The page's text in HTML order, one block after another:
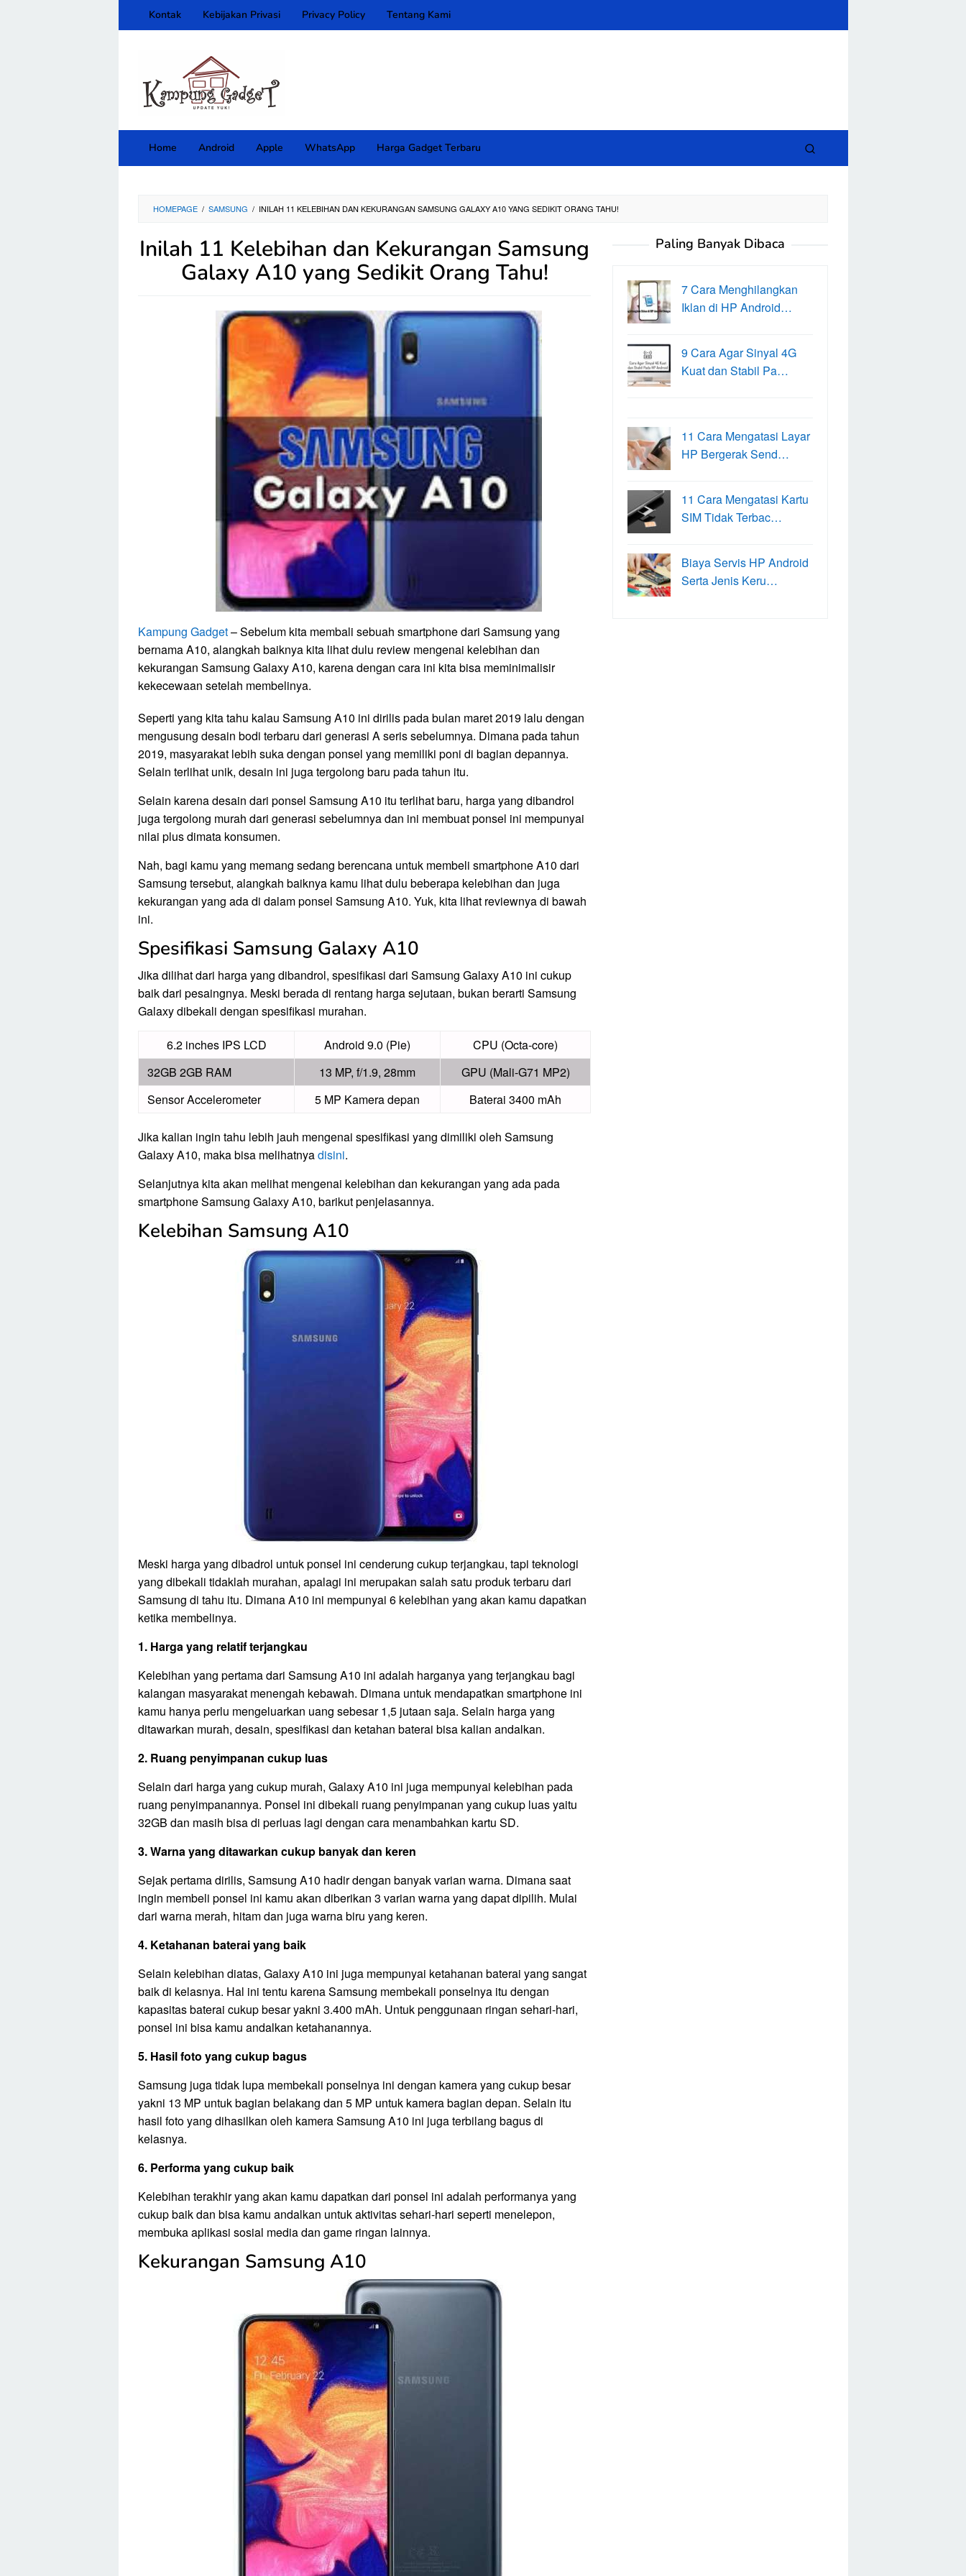
to
Kontak Kebijakan Privasi Privacy Policy Tentang Kami
Home Android Apple WhatsApp Harga Gadget Terbaru
HOMEPAGE / SAMSUNG / INILAH 11 KELEBIHAN DAN KEKURANGAN SAMSUNG GALAXY A10 YANG SEDIKIT ORANG TAHU!
Inilah 11 Kelebihan dan Kekurangan Samsung
Galaxy A10 yang Sedikit Orang Tahu!
Kampung Gadget– Sebelum kita membali sebuah smartphone dari Samsung yang
bernama A10, alangkah baiknya kita lihat dulu review mengenai kelebihan dan
kekurangan Samsung Galaxy A10, karena dengan cara ini kita bisa meminimalisir
kekecewaan setelah membelinya.
Seperti yang kita tahu kalau Samsung A10 ini dirilis pada bulan maret 2019 lalu dengan
mengusung desain bodi terbaru dari generasi A seris sebelumnya. Dimana pada tahun
2019, masyarakat lebih suka dengan ponsel yang memiliki poni di bagian depannya.
Selain terlihat unik, desain ini juga tergolong baru pada tahun itu.
Selain karena desain dari ponsel Samsung A10 itu terlihat baru, harga yang dibandrol
juga tergolong murah dari generasi sebelumnya dan ini membuat ponsel ini mempunyai
nilai plus dimata konsumen.
Nah, bagi kamu yang memang sedang berencana untuk membeli smartphone A10 dari
Samsung tersebut, alangkah baiknya kamu lihat dulu beberapa kelebihan dan juga
kekurangan yang ada di dalam ponsel Samsung A10. Yuk, kita lihat reviewnya di bawah
ini.
Spesifikasi Samsung Galaxy A10
Jika dilihat dari harga yang dibandrol, spesifikasi dari Samsung Galaxy A10 ini cukup
baik dari pesaingnya. Meski berada di rentang harga sejutaan, bukan berarti Samsung
Galaxy dibekali dengan spesifikasi murahan.
6.2 inches IPS LCD Android 9.0 (Pie)
CPU (Octa-core)
32GB 2GB RAM
13 MP, f/1.9, 28mm
GPU (Mali-G71 MP2)
Sensor Accelerometer
5 MP Kamera depan Baterai 3400 mAh
Jika kalian ingin tahu lebih jauh mengenai spesifikasi yang dimiliki oleh Samsung
Galaxy A10, maka bisa melihatnyadisini.
Selanjutnya kita akan melihat mengenai kelebihan dan kekurangan yang ada pada
smartphone Samsung Galaxy A10, barikut penjelasannya.
Kelebihan Samsung A10
Meski harga yang dibadrol untuk ponsel ini cenderung cukup terjangkau, tapi teknologi
yang dibekali tidaklah murahan, apalagi ini merupakan salah satu produk terbaru dari
Samsung di tahu itu. Dimana A10 ini mempunyai 6 kelebihan yang akan kamu dapatkan
ketika membelinya.
1. Harga yang relatif terjangkau
Kelebihan yang pertama dari Samsung A10 ini adalah harganya yang terjangkau bagi
kalangan masyarakat menengah kebawah. Dimana untuk mendapatkan smartphone ini
kamu hanya perlu mengeluarkan uang sebesar 1,5 jutaan saja. Selain harga yang
ditawarkan murah, desain, spesifikasi dan ketahan baterai bisa kalian andalkan.
2. Ruang penyimpanan cukup luas
Selain dari harga yang cukup murah, Galaxy A10 ini juga mempunyai kelebihan pada
ruang penyimpanannya. Ponsel ini dibekali ruang penyimpanan yang cukup luas yaitu
32GB dan masih bisa di perluas lagi dengan cara menambahkan kartu SD.
3. Warna yang ditawarkan cukup banyak dan keren
Sejak pertama dirilis, Samsung A10 hadir dengan banyak varian warna. Dimana saat
ingin membeli ponsel ini kamu akan diberikan 3 varian warna yang dapat dipilih. Mulai
dari warna merah, hitam dan juga warna biru yang keren.
4. Ketahanan baterai yang baik
Selain kelebihan diatas, Galaxy A10 ini juga mempunyai ketahanan baterai yang sangat
baik di kelasnya. Hal ini tentu karena Samsung membekali ponselnya itu dengan
kapasitas baterai cukup besar yakni 3.400 mAh. Untuk penggunaan ringan sehari-hari,
ponsel ini bisa kamu andalkan ketahanannya.
5. Hasil foto yang cukup bagus
Samsung juga tidak lupa membekali ponselnya ini dengan kamera yang cukup besar
yakni 13 MP untuk bagian belakang dan 5 MP untuk kamera bagian depan. Selain itu
hasil foto yang dihasilkan oleh kamera Samsung A10 ini juga terbilang bagus di
kelasnya.
6. Performa yang cukup baik
Kelebihan terakhir yang akan kamu dapatkan dari ponsel ini adalah performanya yang
cukup baik dan bisa kamu andalkan untuk aktivitas sehari-hari seperti menelepon,
membuka aplikasi sosial media dan game ringan lainnya.
Kekurangan Samsung A10
Paling Banyak Dibaca
7 Cara Menghilangkan
Iklan di HP Android…
9 Cara Agar Sinyal 4G
Kuat dan Stabil Pa…
11 Cara Mengatasi Layar
HP Bergerak Send…
11 Cara Mengatasi Kartu
SIM Tidak Terbac…
Biaya Servis HP Android
Serta Jenis Keru…